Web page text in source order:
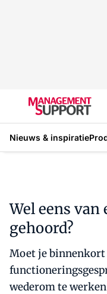
Nieuws & inspiratie
Wel eens
gehoord?
Moet je binnenkort
wederom te